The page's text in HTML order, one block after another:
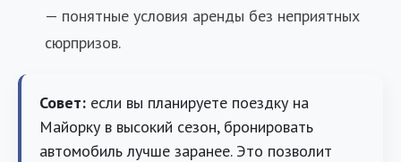
— понятные условия аренды без неприятных
сюрпризов.
Совет: если вы планируете поездку на
Майорку в высокий сезон, бронировать
автомобиль лучше заранее. Это позволит